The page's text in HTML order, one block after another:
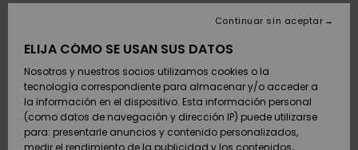
Zapatos y
chanclas
Surf
Zapatos y
chanclas
Surf
Destacados
Snow
SURF
Highlights
SNOW
Snow Niños
Tienda
Snow Mujer
Outlet
Mujer
Envio
Devoluciones
Pago
Tarjeta de
regalo
ELIJA CÓMO SE USAN SUS DATOS
Nosotros y nuestros socios utilizamos cookies o la
tecnología correspondiente para almacenar y/o acceder a
la información en el dispositivo. Esta información personal
(como datos de navegación y dirección IP) puede utilizarse
para: presentarle anuncios y contenido personalizados,
medir el rendimiento de la publicidad y los contenidos,
Continuar sin aceptar